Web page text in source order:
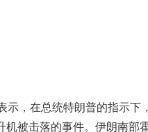
示，在总统特朗普的指示下
机被击落的事件。伊朗南